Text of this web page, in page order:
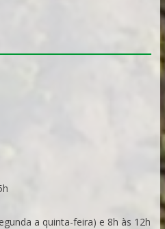
a quinta-feira) e 8h às 12h